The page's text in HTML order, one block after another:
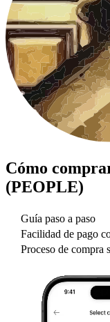
Cómo
(PEOPLE)
Guía paso a paso
Facilidad de pago
Proceso de compra